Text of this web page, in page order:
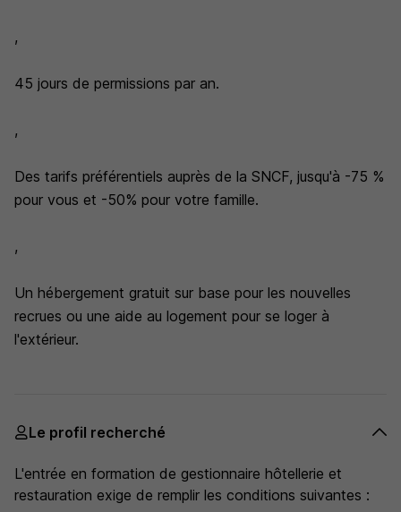
,
45 jours de permissions par an.
,
Des tarifs préférentiels auprès de la SNCF, jusqu'à -75 %
pour vous et -50% pour votre famille.
,
Un hébergement gratuit sur base pour les nouvelles
recrues ou une aide au logement pour se loger à
l'extérieur.
Le profil recherché
L'entrée en formation de gestionnaire hôtellerie et
restauration exige de remplir les conditions suivantes :